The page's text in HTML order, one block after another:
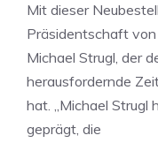
Mit dieser
Präsidentschaft von
Michael Strugl, der
herausfordernde
hat. „Michael Strugl
geprägt, die